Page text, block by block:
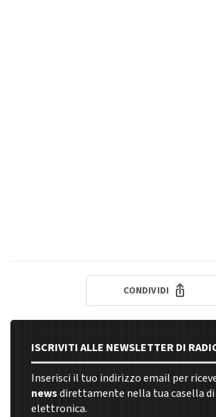
CONDIVIDI
ISCRIVITI ALLE NEWSLETTER DI
Inserisci il tuo indirizzo email per
newsdirettamente nella tua casella
elettronica.